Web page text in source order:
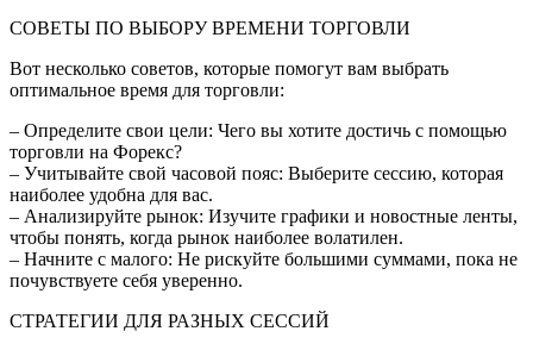
СОВЕТЫ ПО ВЫБОРУ ВРЕМЕНИ ТОРГОВЛИ
Вот несколько советов, которые помогут вам выбрать
оптимальное время для торговли:
– Определите свои цели: Чего вы хотите достичь с помощью
торговли на Форекс?
– Учитывайте свой часовой пояс: Выберите сессию, которая
наиболее удобна для вас.
– Анализируйте рынок: Изучите графики и новостные ленты,
чтобы понять, когда рынок наиболее волатилен.
– Начните с малого: Не рискуйте большими суммами, пока не
почувствуете себя уверенно.
СТРАТЕГИИ ДЛЯ РАЗНЫХ СЕССИЙ